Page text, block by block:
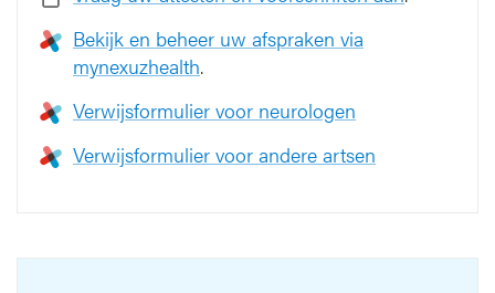
Bekijk en beheer uw afspraken via
mynexuzhealth.
Verwijsformulier voor neurologen
Verwijsformulier voor andere artsen